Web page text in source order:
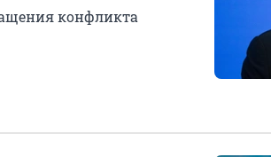
конфликта